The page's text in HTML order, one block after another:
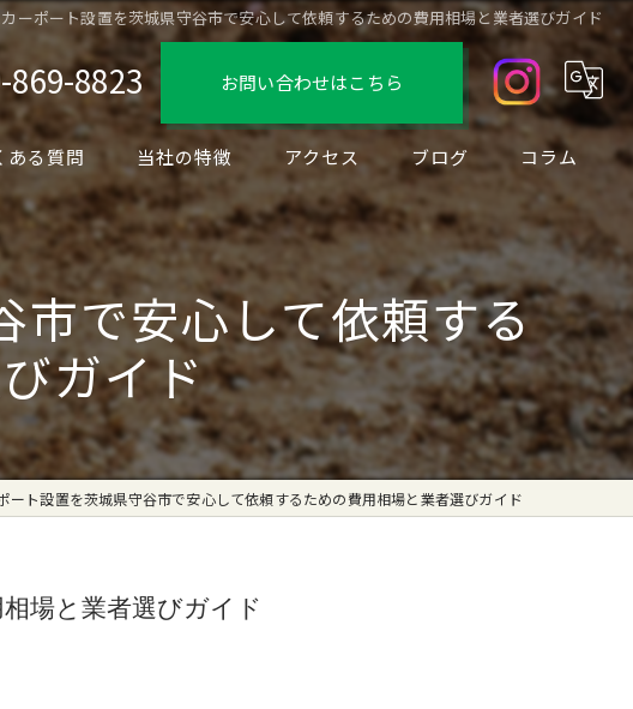
ーポート設置を茨城県守谷市で安心して依頼するための費用相場と業者選びガイド
869-8823 お問い合わせはこちら
ある質問 当社の特徴
デザイン
フェンス
駐車場
ブロック
リノベーション
アクセス ブログ コラム
市で安心して依頼する
ガイド
ート設置を茨城県守谷市で安心して依頼するための費用相場と業者選びガイド
場と業者選びガイド